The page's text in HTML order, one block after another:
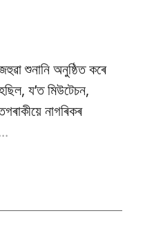
শুনানি অনুষ্ঠিত কৰে
য’ত মিউটেচন,
নাগৰিকৰ